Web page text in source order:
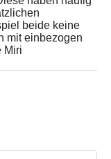
beide keine
mit einbezogen
Miri